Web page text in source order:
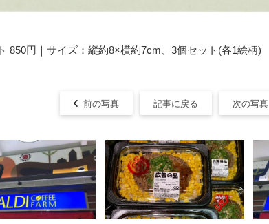
850円｜サイズ：縦約8×横約7cm、3個セット(各1絵柄)
前の写真 記事に戻る 次の写真